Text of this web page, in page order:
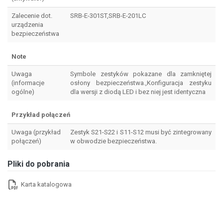
Zalecenie dot.
urządzenia
bezpieczeństwa
SRB-E-301ST,SRB-E-201LC
Note
Uwaga
(informacje
ogólne)
Symbole zestyków pokazane dla zamkniętej
osłony bezpieczeństwa.,Konfiguracja zestyku
dla wersji z diodą LED i bez niej jest identyczna
Przykład połączeń
Uwaga (przykład
połączeń)
Zestyk S21-S22 i S11-S12 musi być zintegrowany
w obwodzie bezpieczeństwa.
Pliki do pobrania
Karta katalogowa